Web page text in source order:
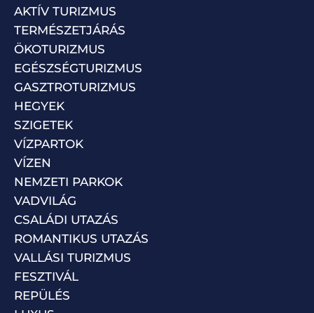
AKTÍV TURIZMUS
TERMÉSZETJÁRÁS
ÖKOTURIZMUS
EGÉSZSÉGTURIZMUS
GASZTROTURIZMUS
HEGYEK
SZIGETEK
VÍZPARTOK
VÍZEN
NEMZETI PARKOK
VADVILÁG
CSALÁDI UTAZÁS
ROMANTIKUS UTAZÁS
VALLÁSI TURIZMUS
FESZTIVÁL
REPÜLÉS